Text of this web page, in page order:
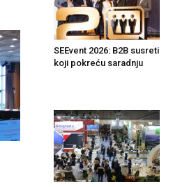
SEEvent 2026: B2B susreti
koji pokreću saradnju